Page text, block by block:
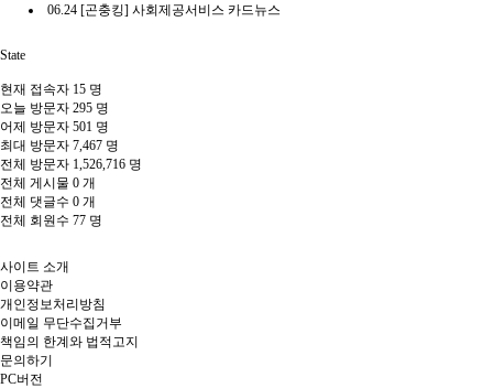
06.24 [곤충킹] 사회제공서비스 카드뉴스
State
현재 접속자 15 명
오늘 방문자 295 명
어제 방문자 501 명
최대 방문자 7,467 명
전체 방문자 1,526,716 명
전체 게시물 0 개
전체 댓글수 0 개
전체 회원수 77 명
사이트 소개
이용약관
개인정보처리방침
이메일 무단수집거부
책임의 한계와 법적고지
문의하기
PC버전